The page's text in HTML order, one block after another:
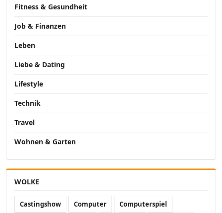
Fitness & Gesundheit
Job & Finanzen
Leben
Liebe & Dating
Lifestyle
Technik
Travel
Wohnen & Garten
WOLKE
Castingshow Computer
Computerspiel